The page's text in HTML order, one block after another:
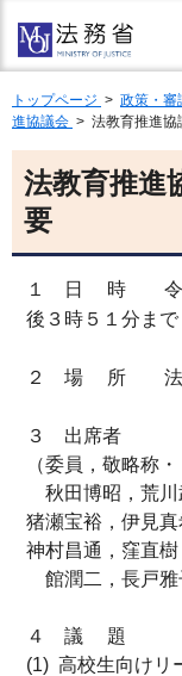
トップページ > 政策・審
進協議会 > 法教育推進協
法教育推進
要
１ 日 時 令和
後３時５１分まで
２ 場 所
３ 出席者
（委員，敬略称・
秋田博昭，荒川
猪瀬宝裕，伊見
神村昌通，窪直樹
館潤二，長戸雅
４ 議 題
(1) 高校生向けリ